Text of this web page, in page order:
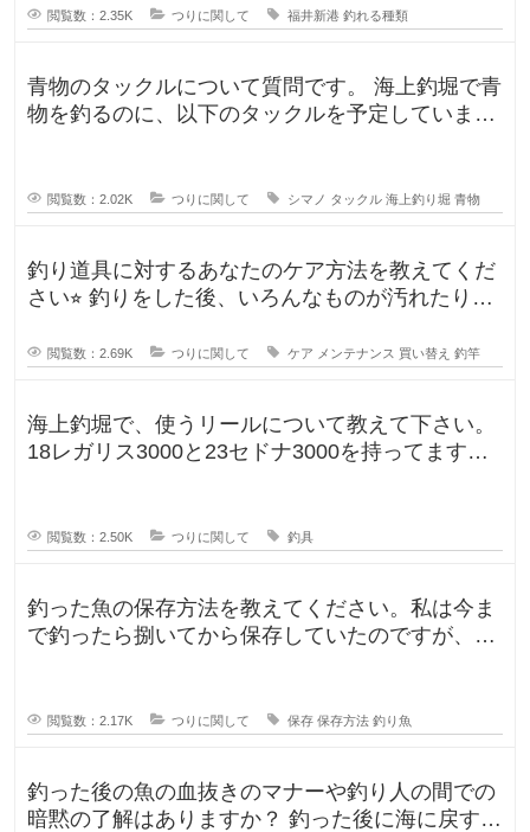
閲覧数：2.35K つりに関して 福井新港 釣れる種類
青物のタックルについて質問です。 海上釣堀で青
物を釣るのに、以下のタックルを予定していま
閲覧数：2.02K つりに関して シマノ タックル 海上釣り堀 青物
釣り道具に対するあなたのケア方法を教えてくだ
さい⭐︎ 釣りをした後、いろんなものが汚れたりし
閲覧数：2.69K つりに関して ケア メンテナンス 買い替え 釣竿
海上釣堀で、使うリールについて教えて下さい。
18レガリス3000と23セドナ3000を持ってます。
閲覧数：2.50K つりに関して 釣具
釣った魚の保存方法を教えてください。私は今ま
で釣ったら捌いてから保存していたのですが、人
閲覧数：2.17K つりに関して 保存 保存方法 釣り魚
釣った後の魚の血抜きのマナーや釣り人の間での
暗黙の了解はありますか？ 釣った後に海に戻す